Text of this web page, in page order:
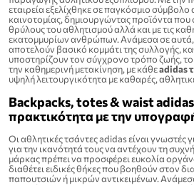
εταιρεία εξελίχθηκε σε παγκόσμιο σύμβολο
καινοτομίας, δημιουργώντας προϊόντα
θρύλους του αθλητισμού αλλά και με τις
εκατομμυρίων ανθρώπων. Ανάμεσα σε αυτά,
αποτελούν βασικό κομμάτι της συλλογής,
υποστηρίζουν τον σύγχρονο τρόπο ζωής,
την καθημερινή μετακίνηση, με κάθεadidas
υψηλή λειτουργικότητα με καθαρές,
Backpacks, totes & waist
πρακτικότητα με την
Οι αθλητικές τσάντες adidas είναι γνωστές
για την ικανότητά τους να αντέχουν τη
μάρκας πρέπει να προσφέρει ευκολία
διαθέτει ειδικές θήκες που βοηθούν στον
παπουτσιών ή μικρών αντικειμένων.